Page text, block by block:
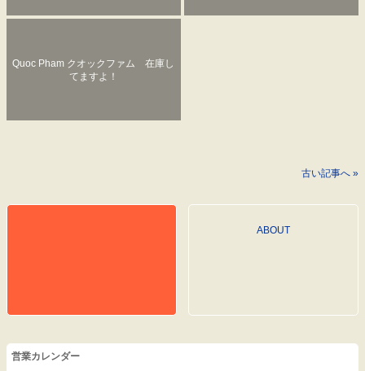
Quoc Pham クオックファム 在庫し
てますよ！
古い記事へ »
ABOUT
営業カレンダー